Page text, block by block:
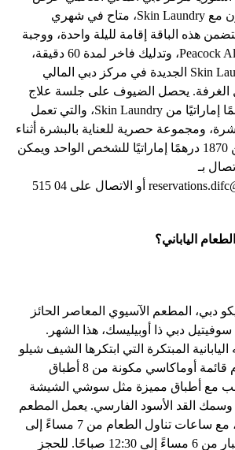
إقامة حصرية بالتعاون مع Skin Laundry، متاح في شهري
هذه الباقة إقامة لليلة واحدة، ووجبة
إفطار صحية في Peacock Alley، وتدليك فاخر لمدة 60 دقيقة،
وقسيمة لعيادة Skin Laundry الجديدة في مركز دبي المالي
الغرفة. يحصل الضيوف على جلسة علاج
باليزر بقيمة 915 درهمًا إماراتيًا من Skin Laundry، والتي تعمل
ومجموعة حصرية للعناية بالبشرة أثناء
السفر. تبدأ الباقة من 1870 درهمًا إماراتيًا للشخص الواحد ويمكن
بـ
أو الاتصال على 04 515
الياباني؟
دبي، المطعم الآسيوي المعاصر الحائز
دبي ذا أوبيليسك، هذا الشهر.
اليابانية المبتكرة التي ابتكرها الشيف شيلو
فان كوفوردن، ويقدم قائمة أوماكاسي مكونة من 8 أطباق
مع أطباق مميزة مثل سوشي الشيشة
القد الأسود الفارسي. يعمل المطعم
من الثلاثاء إلى الأحد، مع ساعات تناول الطعام من 7 مساءً إلى
11 مساءً وساعات البار من 6 مساءً إلى 12:30 صباحًا. للحجز